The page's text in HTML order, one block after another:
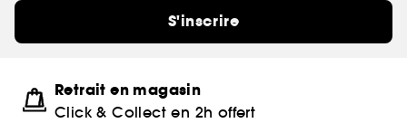
S'inscrire
Retrait en magasin
Click & Collect en 2h offert